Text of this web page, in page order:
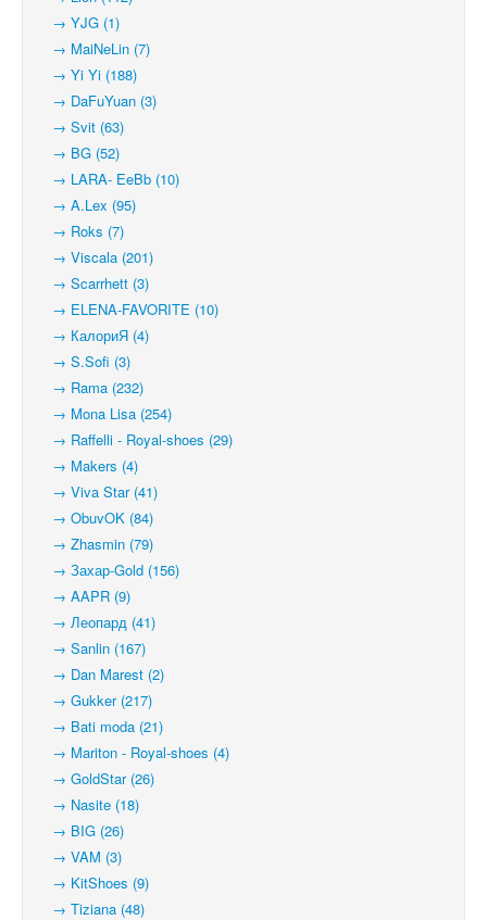
→ YJG (1)
→ MaiNeLin (7)
→ Yi Yi (188)
→ DaFuYuan (3)
→ Svit (63)
→ BG (52)
→ LARA- EeBb (10)
→ A.Lex (95)
→ Roks (7)
→ Viscala (201)
→ Scarrhett (3)
→ ELENA-FAVORITE (10)
→ КалориЯ (4)
→ S.Sofi (3)
→ Rama (232)
→ Mona Lisa (254)
→ Raffelli - Royal-shoes (29)
→ Makers (4)
→ Viva Star (41)
→ ObuvOK (84)
→ Zhasmin (79)
→ Захар-Gold (156)
→ AAPR (9)
→ Леопард (41)
→ Sanlin (167)
→ Dan Marest (2)
→ Gukker (217)
→ Bati moda (21)
→ Mariton - Royal-shoes (4)
→ GoldStar (26)
→ Nasite (18)
→ BIG (26)
→ VAM (3)
→ KitShoes (9)
→ Tiziana (48)